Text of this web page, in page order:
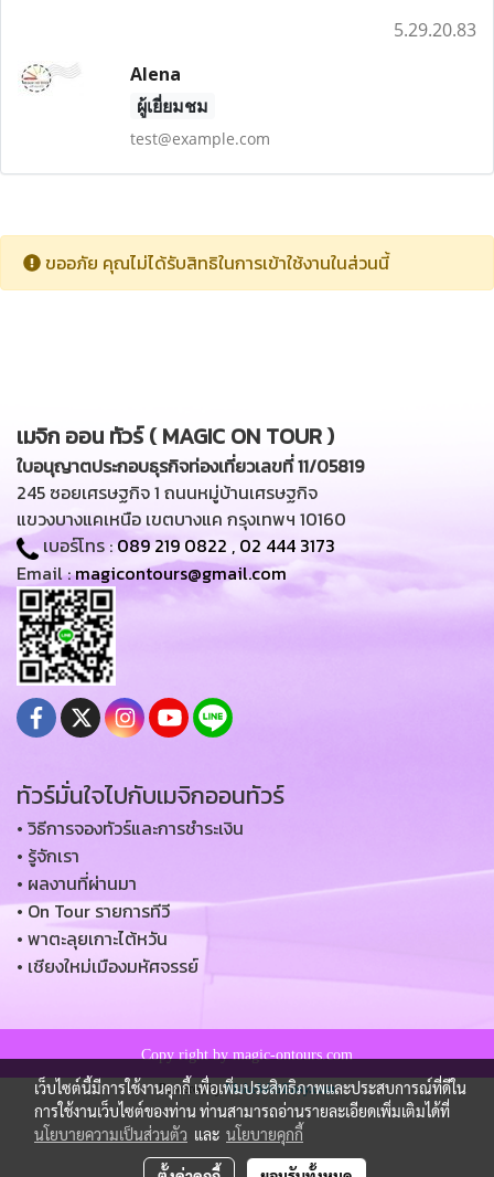
5.29.20.83
Alena
ผู้เยี่ยมชม
test@example.com
ขออภัย คุณไม่ได้รับสิทธิในการเข้าใช้งานในส่วนนี้
เมจิก ออน ทัวร์ ( MAGIC ON TOUR )
ใบอนุญาตประกอบธุรกิจท่องเที่ยวเลขที่ 11/05819
245 ซอยเศรษฐกิจ 1 ถนนหมู่บ้านเศรษฐกิจ
แขวงบางแคเหนือ เขตบางแค กรุงเทพฯ 10160
เบอร์โทร :089 219 0822 , 02 444 3173
Email :magicontours@gmail.com
ทัวร์มั่นใจไปกับเมจิกออนทัวร์
• วิธีการจองทัวร์และการชำระเงิน
• รู้จักเรา
• ผลงานที่ผ่านมา
• On Tour รายการทีวี
• พาตะลุยเกาะไต้หวัน
• เชียงใหม่เมืองมหัศจรรย์
Copy right by magic-ontours.com
Powered byMakeWebEasy.com
เว็บไซต์นี้มีการใช้งานคุกกี้ เพื่อเพิ่มประสิทธิภาพและประสบการณ์ที่ดีใน
การใช้งานเว็บไซต์ของท่าน ท่านสามารถอ่านรายละเอียดเพิ่มเติมได้ที่
นโยบายความเป็นส่วนตัว และ นโยบายคุกกี้